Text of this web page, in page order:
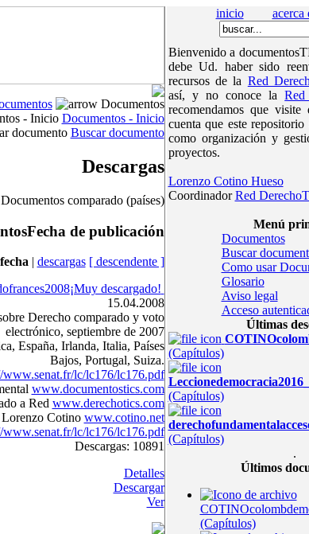
Documentos
Documentos - Inicio
Buscar documento
Descargas
comparado (países)
Fecha de publicación
fecha | descargas [ descendente ]
¡Muy descargado!
15.04.2008
Derecho comparado y voto
electrónico, septiembre de 2007
España, Irlanda, Italia, Países
Bajos, Portugal, Suiza.
www.senat.fr/lc/lc176/lc176.pdf
www.documentostics.com
a Red www.derechotics.com
Cotino www.cotino.net
www.senat.fr/lc/lc176/lc176.pdf
Descargas: 10891
Detalles
Descargar
Ver
inicio acerca
Bienvenido a
debe Ud. haber sido
recursos de la Red
así, y no conoce laRed
recomendamos que
cuenta que este repositorio
como organización y
proyectos.
Lorenzo Cotino Hueso
CoordinadorRed
Menú
Documentos
Buscar
Como usar
Glosario
Aviso legal
Acceso
Últimas
(Capítulos)
(Capítulos)
(Capítulos)
.
Últimos
(Capítulos)